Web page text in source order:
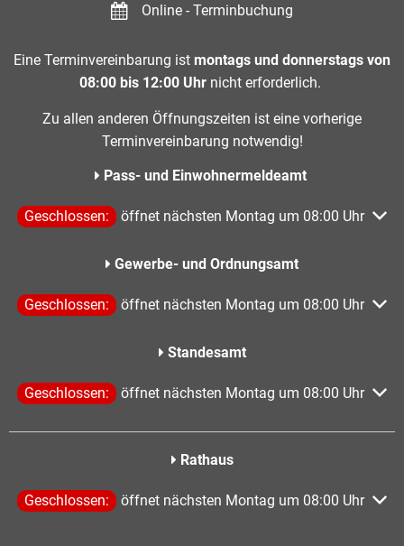
Online - Terminbuchung
Eine Terminvereinbarung ist montags und donnerstags von
08:00 bis 12:00 Uhr nicht erforderlich.
Zu allen anderen Öffnungszeiten ist eine vorherige
Terminvereinbarung notwendig!
Pass- und Einwohnermeldeamt
Klicken, um weitere Öffnungs- oder Schließzeiten
Geschlossen: öffnet nächsten Montag um 08:00 Uhr
Gewerbe- und Ordnungsamt
Klicken, um weitere Öffnungs- oder Schließzeiten
Geschlossen: öffnet nächsten Montag um 08:00 Uhr
Standesamt
Klicken, um weitere Öffnungs- oder Schließzeiten
Geschlossen: öffnet nächsten Montag um 08:00 Uhr
Rathaus
Klicken, um weitere Öffnungs- oder Schließzeiten
Geschlossen: öffnet nächsten Montag um 08:00 Uhr